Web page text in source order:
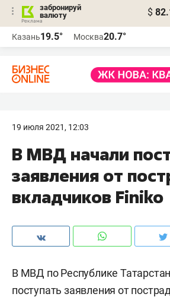
забронируй
валюту
$
Казань19.5° Москва20.7°
19 июля 2021, 12:03
В МВД начали
заявления от
вкладчиков Finiko
В МВД по Республике
поступать заявления от